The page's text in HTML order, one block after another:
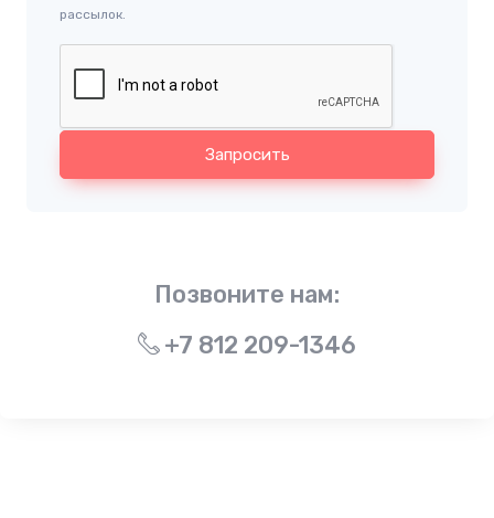
рассылок.
Запросить
Позвоните нам:
+7 812 209-1346